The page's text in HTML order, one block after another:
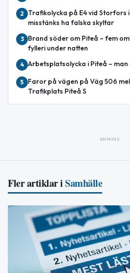
2
Trafikolycka på E4 vid Storfors
misstänks ha falska skyltar
3
Brand söder om Piteå – fem
fylleri under natten
4 Arbetsplatsolycka i Piteå –
5
Faror på vägen på Väg 506
Trafikplats Piteå S
ANNONS
Fler artiklar iSamhälle